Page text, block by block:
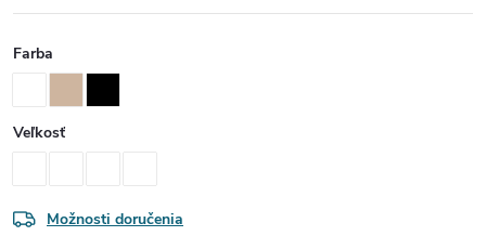
Farba
Veľkosť
Možnosti doručenia